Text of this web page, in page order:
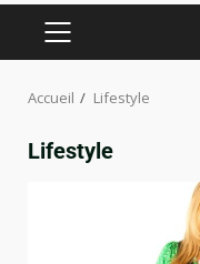
Accueil Lifestyle
Lifestyle